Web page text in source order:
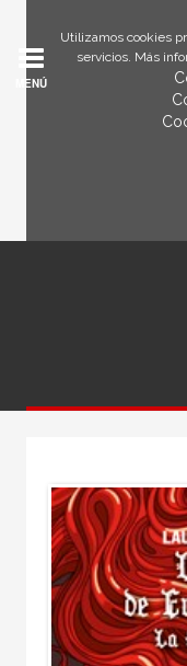
Utilizamos cookies
servicios. Más
MENÚ